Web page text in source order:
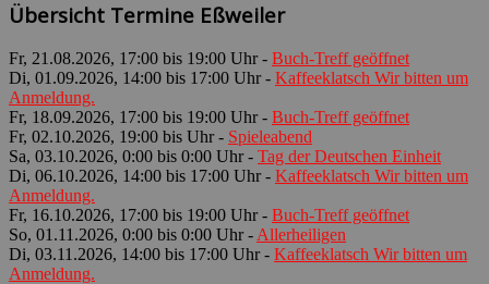
Übersicht Termine Eßweiler
Fr, 21.08.2026, 17:00 bis 19:00 Uhr - Buch-Treff geöffnet
Di, 01.09.2026, 14:00 bis 17:00 Uhr - Kaffeeklatsch Wir bitten um
Anmeldung.
Fr, 18.09.2026, 17:00 bis 19:00 Uhr - Buch-Treff geöffnet
Fr, 02.10.2026, 19:00 bis Uhr - Spieleabend
Sa, 03.10.2026, 0:00 bis 0:00 Uhr - Tag der Deutschen Einheit
Di, 06.10.2026, 14:00 bis 17:00 Uhr - Kaffeeklatsch Wir bitten um
Anmeldung.
Fr, 16.10.2026, 17:00 bis 19:00 Uhr - Buch-Treff geöffnet
So, 01.11.2026, 0:00 bis 0:00 Uhr - Allerheiligen
Di, 03.11.2026, 14:00 bis 17:00 Uhr - Kaffeeklatsch Wir bitten um
Anmeldung.